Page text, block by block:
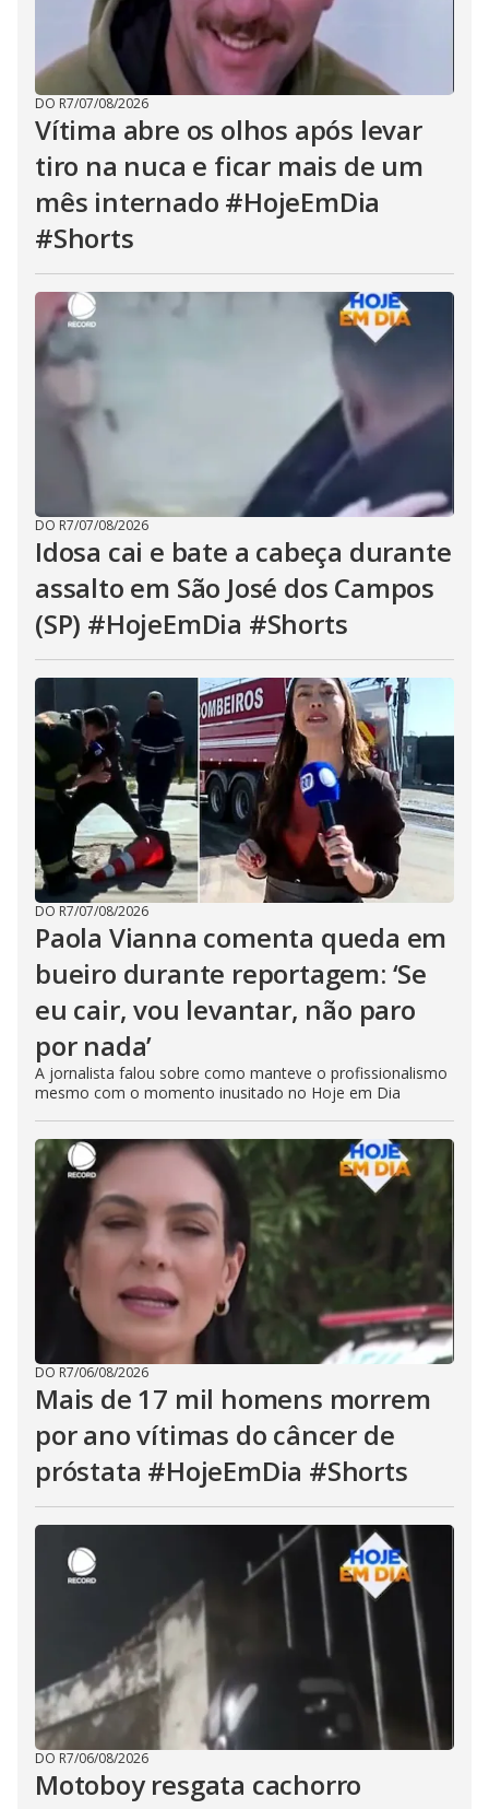
DO R7/07/08/2026
Vítima abre os olhos após levar
tiro na nuca e ficar mais de um
mês internado #HojeEmDia
#Shorts
DO R7/07/08/2026
Idosa cai e bate a cabeça durante
assalto em São José dos Campos
(SP) #HojeEmDia #Shorts
DO R7/07/08/2026
Paola Vianna comenta queda em
bueiro durante reportagem: ‘Se
eu cair, vou levantar, não paro
por nada’
A jornalista falou sobre como manteve o profissionalismo
mesmo com o momento inusitado no Hoje em Dia
DO R7/06/08/2026
Mais de 17 mil homens morrem
por ano vítimas do câncer de
próstata #HojeEmDia #Shorts
DO R7/06/08/2026
Motoboy resgata cachorro